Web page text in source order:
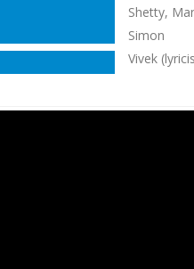
Shetty,
Simon
Vivek